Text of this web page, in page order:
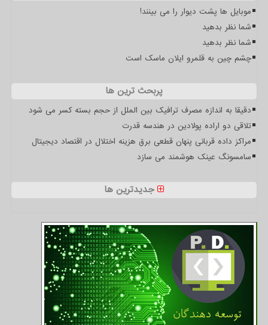
موبایل ها پشت دیوار را می بینند!
شما نظر بدهید
شما نظر بدهید
چشم چین به قلمرو ایلان ماسک است
پربحث ترین ها
دقیقا به اندازه مصرف ترافیک بین الملل از حجم بسته کسر می شود
تلاقی دو اراده پولادین در هندسه قدرت
مراکز داده قربانی پنهان قطعی برق هزینه اختلال در اقتصاد دیجیتال
سامسونگ عینک هوشمند می سازد
جدیدترین ها